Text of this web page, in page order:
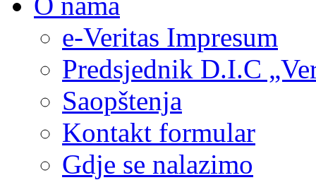
e-Veritas Impresum
Predsjednik D.I.C
Saopštenja
Kontakt formular
Gdje se nalazimo